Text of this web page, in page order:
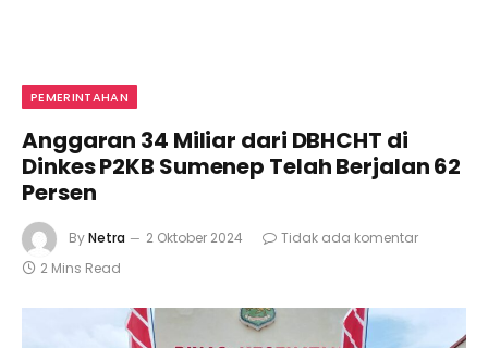
PEMERINTAHAN
Anggaran 34 Miliar dari DBHCHT di
Dinkes P2KB Sumenep Telah Berjalan 62
Persen
ByNetra 2 Oktober 2024
Tidak ada komentar
2 Mins Read